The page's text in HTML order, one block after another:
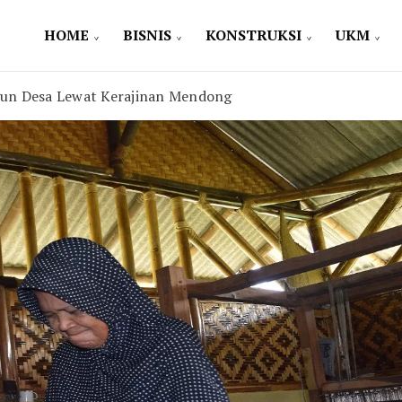
HOME BISNIS KONSTRUKSI UKM
Desa Lewat Kerajinan Mendong